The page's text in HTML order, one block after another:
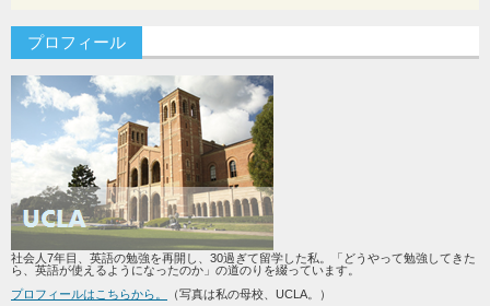
プロフィール
社会人7年目、英語の勉強を再開し、30過ぎて留学した私。「どうやって勉強してきた
ら、英語が使えるようになったのか」の道のりを綴っています。
プロフィールはこちらから。
（写真は私の母校、UCLA。）